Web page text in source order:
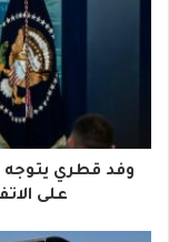
ا
إ
وفد قطري يتوجه
على